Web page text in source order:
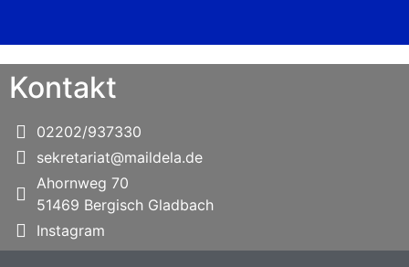
Kontakt
02202/937330
sekretariat@maildela.de
Ahornweg 70
51469 Bergisch Gladbach
Instagram